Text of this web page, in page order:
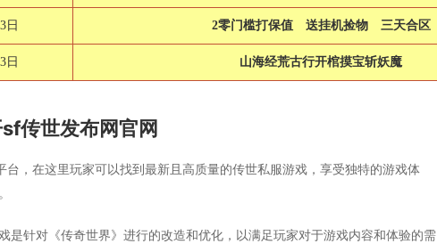
日 2零门槛打保值 送挂机捡物 三天合区
日 山海经荒古行开棺摸宝斩妖魔
传世发布网官网
，在这里玩家可以找到最新且高质量的传世私服游戏，享受独特的游戏体
是针对《传奇世界》进行的改造和优化，以满足玩家对于游戏内容和体验的需